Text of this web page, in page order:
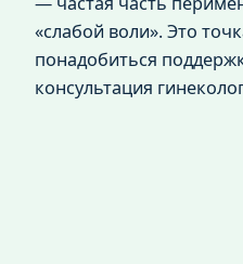
«слабой воли». Это
понадобиться
консультация